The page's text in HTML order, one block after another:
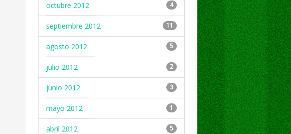
octubre 2012 4
septiembre 2012 11
agosto 2012 5
julio 2012 2
junio 2012 3
mayo 2012 1
abril 2012 5